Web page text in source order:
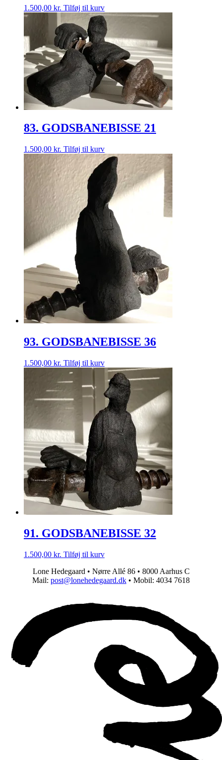
1.500,00 kr. Tilføj til kurv
83. GODSBANEBISSE 21
1.500,00 kr. Tilføj til kurv
93. GODSBANEBISSE 36
1.500,00 kr. Tilføj til kurv
91. GODSBANEBISSE 32
1.500,00 kr. Tilføj til kurv
Lone Hedegaard • Nørre Allé 86 • 8000 Aarhus C
Mail: post@lonehedegaard.dk • Mobil: 4034 7618